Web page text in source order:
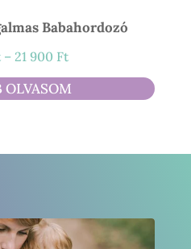
Babahordozó
– 21 900 FtÁrtartomány:
6
900 Ft
OLVASOM